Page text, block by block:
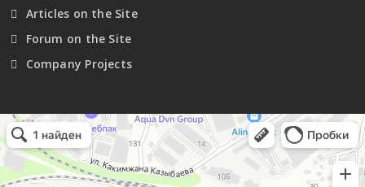
Articles on the Site
Forum on the Site
Company Projects
Маркетплейс Казахстана
Рекламное агентство в Алматы
Информационное агентство в Алматы